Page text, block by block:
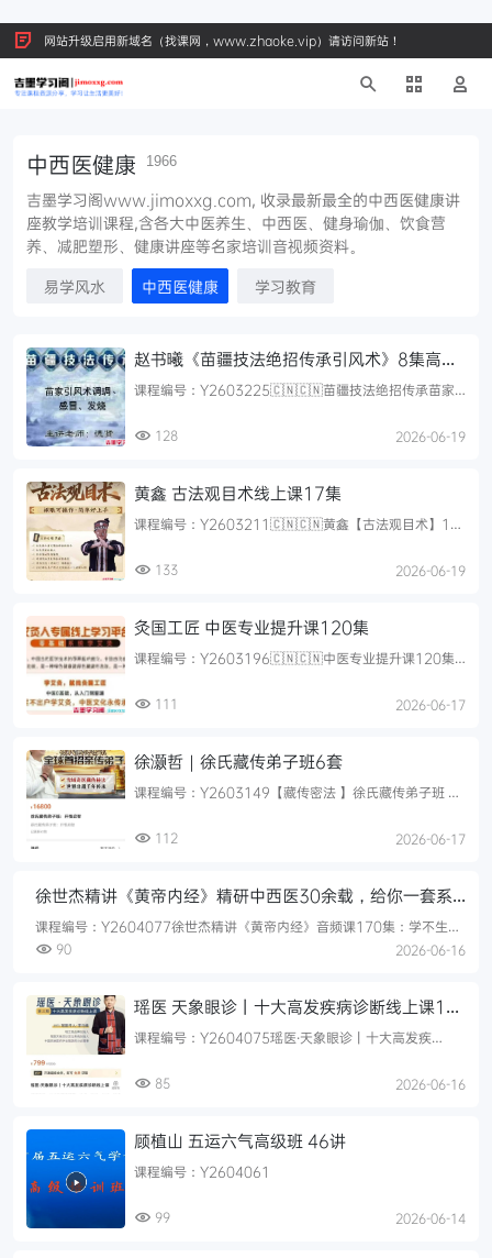
网站升级启用新域名（找课网，www.zhaoke.vip）请访问新站！
中西医健康 1966
吉墨学习阁www.jimoxxg.com, 收录最新最全的中西医健康讲
座教学培训课程,含各大中医养生、中西医、健身瑜伽、饮食营
养、减肥塑形、健康讲座等名家培训音视频资料。
易学风水
中西医健康 学习教育
赵书曦《苗疆技法绝招传承引风术》8集高清
真人实操手法教学
课程编号：Y2603225🇨🇳🇨🇳苗疆技法绝招传承苗家
调理–感冒、...
128 2026-06-19
黄鑫 古法观目术线上课17集
课程编号：Y2603211🇨🇳🇨🇳黄鑫【古法观目术】17
02.【...
133 2026-06-19
灸国工匠 中医专业提升课120集
课程编号：Y2603196🇨🇳🇨🇳中医专业提升课120集
个常见病...
111 2026-06-17
徐灏哲｜徐氏藏传弟子班6套
课程编号：Y2603149【藏传密法 】徐氏藏传弟子班 精
七传‬轮...
112 2026-06-17
徐世杰精讲《黄帝内经》精研中西医30余载，给你一套系
统拆解健康养生的科学方案170节录音
课程编号：Y2604077徐世杰精讲《黄帝内经》音频课170集：学不生病
的中式养生术国医大师徐世杰亲授，把千年《黄帝内经...
90 2026-06-16
瑶医 天象眼诊丨十大高发疾病诊断线上课12
集视频
课程编号：Y2604075瑶医·天象眼诊‮十丨‬大高‮疾发‬病诊
85 2026-06-16
顾植山 五运六气高级班 46讲
课程编号：Y2604061
99 2026-06-14